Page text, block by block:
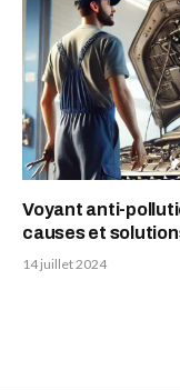
Voyant anti-
causes et
14 juillet 2024